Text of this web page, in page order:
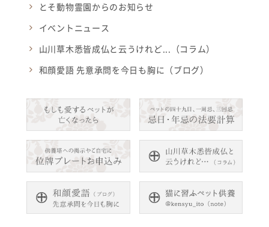
とそ動物霊園からのお知らせ
イベントニュース
山川草木悉皆成仏と云うけれど...（コラム）
和顔愛語 先意承問を今日も胸に（ブログ）